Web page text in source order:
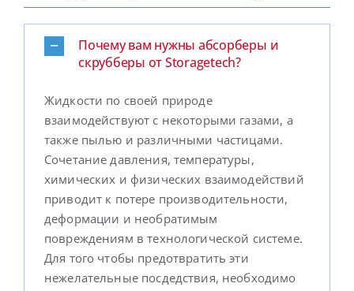
Почему вам нужны абсорберы и
скрубберы от Storagetech?
Жидкости по своей природе
взаимодействуют с некоторыми газами, а
также пылью и различными частицами.
Сочетание давления, температуры,
химических и физических взаимодействий
приводит к потере производительности,
деформации и необратимым
повреждениям в технологической системе.
Для того чтобы предотвратить эти
нежелательные посдедствия, необходимо